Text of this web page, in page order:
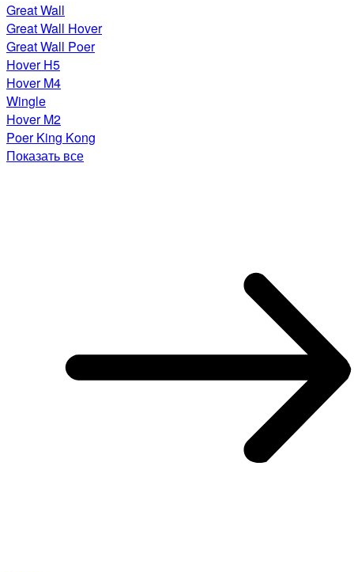
Great Wall
Great Wall Hover
Great Wall Poer
Hover H5
Hover M4
Wingle
Hover M2
Poer King Kong
Показать все